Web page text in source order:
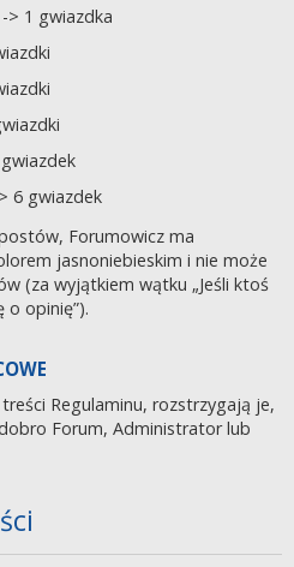
> 1 gwiazdka
6 gwiazdek
Forumowicz ma
jasnoniebieskim i nie może
(za wyjątkiem wątku „Jeśli ktoś
o opinię”).
Regulaminu, rozstrzygają je,
Forum, Administrator lub